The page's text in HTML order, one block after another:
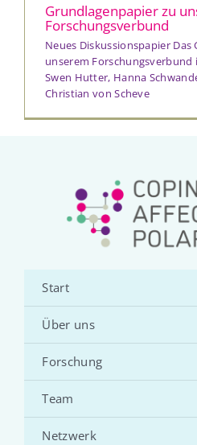
Grundlagenpapier zu
Forschungsverbund
Neues Diskussionspapier
unserem Forschungsverbund
Swen Hutter, Hanna
Christian von Scheve
Start
Über uns
Forschung
Team
Netzwerk